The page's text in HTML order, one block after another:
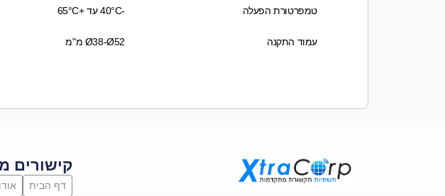
טמפרטורת הפעלה -40°C עד +65°C
עמוד התקנה Ø38-Ø52 מ"מ
קישורים
דף הבית